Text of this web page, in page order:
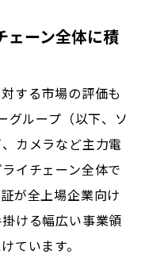
ーン全体に積
する市場の評価も
グループ（以下、ソ
カメラなど主力電
イチェーン全体で
が全上場企業向け
ける幅広い事業領
ています。